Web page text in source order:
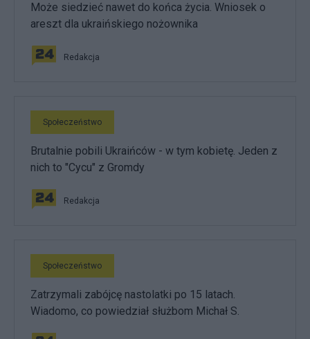
Może siedzieć nawet do końca życia. Wniosek o
areszt dla ukraińskiego nożownika
Redakcja
Społeczeństwo
Brutalnie pobili Ukraińców - w tym kobietę. Jeden z
nich to "Cycu" z Gromdy
Redakcja
Społeczeństwo
Zatrzymali zabójcę nastolatki po 15 latach.
Wiadomo, co powiedział służbom Michał S.